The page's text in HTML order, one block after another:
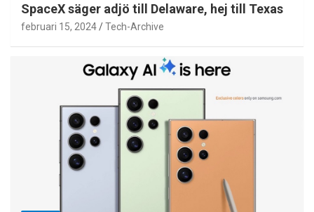
SpaceX säger adjö till Delaware, hej till Texas
februari 15, 2024 Tech-Archive